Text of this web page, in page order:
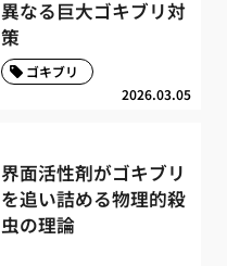
異なる巨大ゴキブリ対
策
2026.03.05
ゴキブリ
界面活性剤がゴキブリ
を追い詰める物理的殺
虫の理論